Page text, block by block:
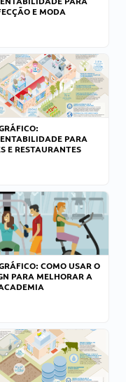
E MODA
PARA
E RESTAURANTES
COMO USAR O
PARA MELHORAR A